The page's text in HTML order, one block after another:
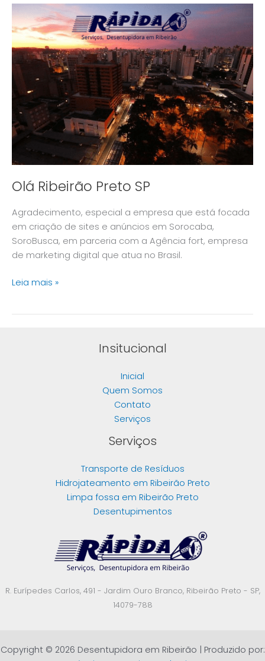
Olá Ribeirão Preto SP
Agradecimento, especial a empresa que está focada
em criação de sites e anúncios em Sorocaba,
SoroBusca, em parceria com a Agência fort, empresa
de marketing digital que atua no Brasil.
Olá
Ribeirão
Preto
SP
Leia mais »
Insitucional
Inicial
Quem Somos
Contato
Serviços
Serviços
Transporte de Resíduos
Hidrojateamento em Ribeirão Preto
Limpa fossa em Ribeirão Preto
Desentupimentos
R. Eurípedes Carlos, 491 - Jardim Ouro Branco, Ribeirão Preto - SP,
14079-788
Copyright © 2026 Desentupidora em Ribeirão | Produzido por: